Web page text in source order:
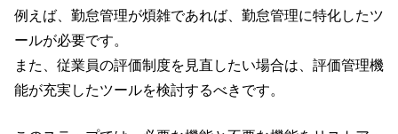
例えば、勤怠管理が煩雑であれば、勤怠管理に特化したツ
ールが必要です。
また、従業員の評価制度を見直したい場合は、評価管理機
能が充実したツールを検討するべきです。